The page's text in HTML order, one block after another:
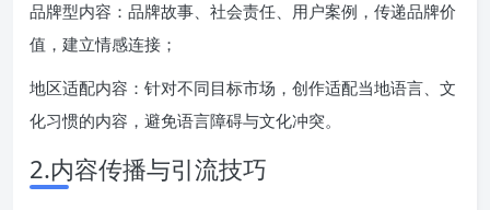
品牌型内容：品牌故事、社会责任、用户案例，传递品牌价
值，建立情感连接；
地区适配内容：针对不同目标市场，创作适配当地语言、文
化习惯的内容，避免语言障碍与文化冲突。
2.内容传播与引流技巧